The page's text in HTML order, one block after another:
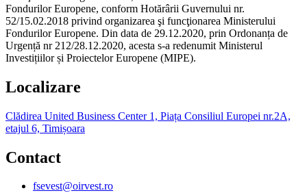
Fondurilor Europene, conform Hotărârii Guvernului nr.
52/15.02.2018 privind organizarea şi funcţionarea Ministerului
Fondurilor Europene. Din data de 29.12.2020, prin Ordonanța de
Urgență nr 212/28.12.2020, acesta s-a redenumit Ministerul
Investițiilor și Proiectelor Europene (MIPE).
Localizare
Clădirea United Business Center 1, Piața Consiliul Europei nr.2A,
etajul 6, Timișoara
Contact
fsevest@oirvest.ro